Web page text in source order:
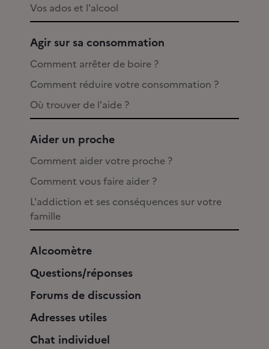
Vos ados et l'alcool
Agir sur sa consommation
Comment arrêter de boire ?
Comment réduire votre consommation ?
Où trouver de l'aide ?
Aider un proche
Comment aider votre proche ?
Comment vous faire aider ?
L'addiction et ses conséquences sur votre
famille
Alcoomètre
Questions/réponses
Forums de discussion
Adresses utiles
Chat individuel